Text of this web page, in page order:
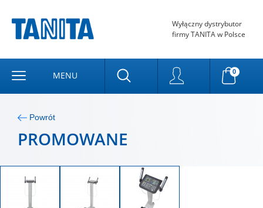
Wyłączny dystrybutor
firmy TANITA w Polsce
MENU 0
Powrót
PROMOWANE